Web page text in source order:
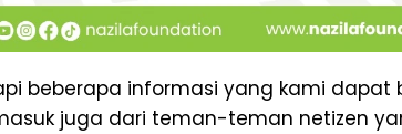
beberapa informasi yang kami dapat
juga dari teman-teman netizen